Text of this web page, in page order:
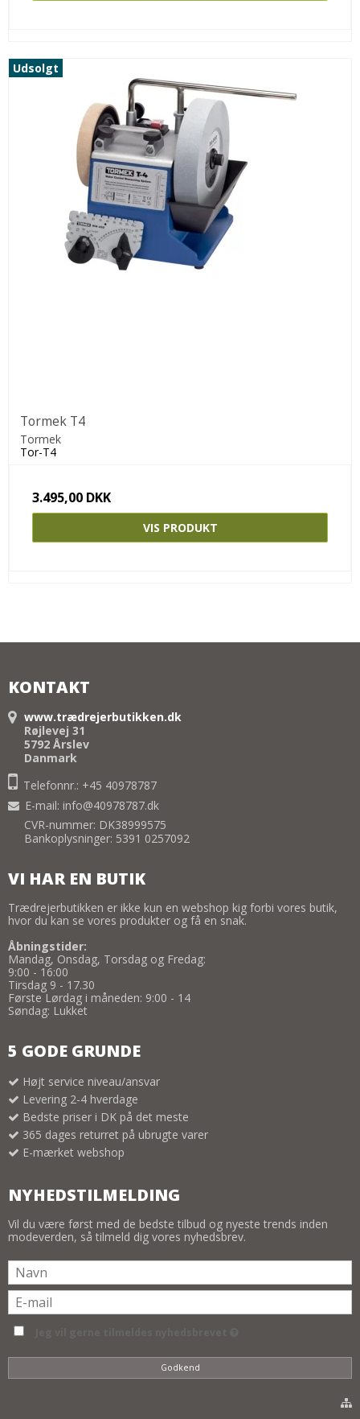
Udsolgt
Tormek T4
Tormek
Tor-T4
3.495,00 DKK
VIS PRODUKT
KONTAKT
www.trædrejerbutikken.dk
Røjlevej 31
5792 Årslev
Danmark
Telefonnr.: +45 40978787
E-mail: info@40978787.dk
CVR-nummer: DK38999575
Bankoplysninger: 5391 0257092
VI HAR EN BUTIK
Trædrejerbutikken er ikke kun en webshop kig forbi vores butik,
hvor du kan se vores produkter og få en snak.
Åbningstider:
Mandag, Onsdag, Torsdag og Fredag:
9:00 - 16:00
Tirsdag 9 - 17.30
Første Lørdag i måneden: 9:00 - 14
Søndag: Lukket
5 GODE GRUNDE
Højt service niveau/ansvar
Levering 2-4 hverdage
Bedste priser i DK på det meste
365 dages returret på ubrugte varer
E-mærket webshop
NYHEDSTILMELDING
Vil du være først med de bedste tilbud og nyeste trends inden
modeverden, så tilmeld dig vores nyhedsbrev.
Godkend